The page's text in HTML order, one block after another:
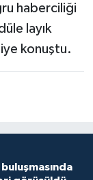
haberciliği
layık
konuştu.